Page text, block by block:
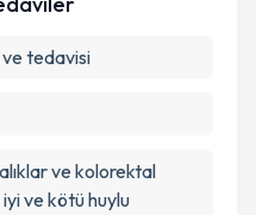
ve tedavisi
ve kolorektal
ve kötü huylu